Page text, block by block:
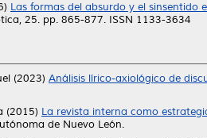
Las formas del absurdo y el
25. pp. 865-877. ISSN 1133-3634
(2023) Análisis lírico-axiológico de
(2015) La revista interna como
de Nuevo León.